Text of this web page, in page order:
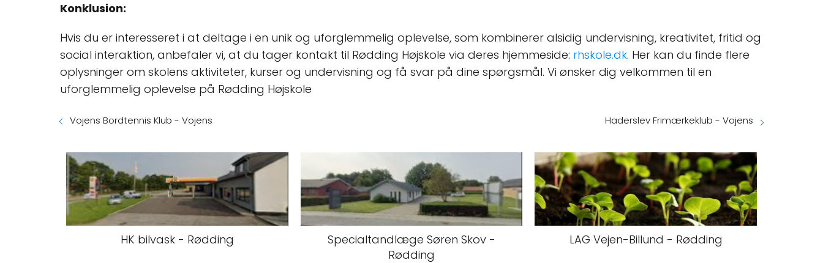
Konklusion:
Hvis du er interesseret i at deltage i en unik og uforglemmelig oplevelse, som kombinerer alsidig undervisning, kreativitet, fritid og
social interaktion, anbefaler vi, at du tager kontakt til Rødding Højskole via deres hjemmeside: rhskole.dk. Her kan du finde flere
oplysninger om skolens aktiviteter, kurser og undervisning og få svar på dine spørgsmål. Vi ønsker dig velkommen til en
uforglemmelig oplevelse på Rødding Højskole
Vojens Bordtennis Klub - Vojens Haderslev Frimærkeklub - Vojens
HK bilvask - Rødding
Specialtandlæge Søren Skov -
Rødding
LAG Vejen-Billund - Rødding